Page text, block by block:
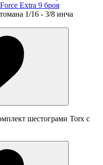
Extra 9 броя
1/16 - 3/8 инча
шестограми Torx с